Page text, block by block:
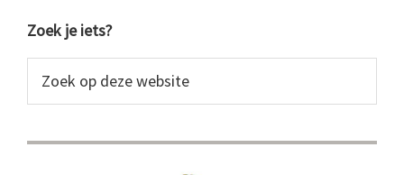
Primaire
Sidebar
Zoek je iets?
op
website